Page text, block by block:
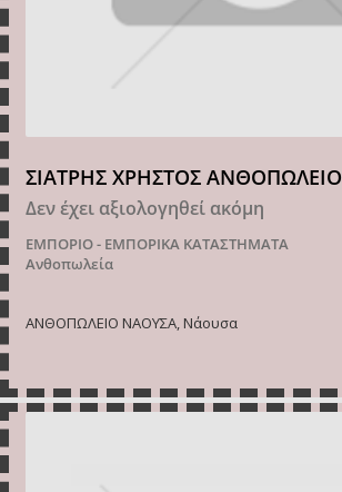
ΣΙΑΤΡΗΣ ΧΡΗΣΤΟΣ ΑΝΘΟΠΩΛΕΙΟ
Δεν έχει αξιολογηθεί ακόμη
ΕΜΠΟΡΙΟ - ΕΜΠΟΡΙΚΑ ΚΑΤΑΣΤΗΜΑΤΑ
Ανθοπωλεία
ΑΝΘΟΠΩΛΕΙΟ ΝΑΟΥΣΑ, Νάουσα